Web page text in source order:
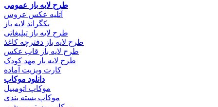
طرح لایه باز عمومی
آتلیه عکس عروس
بکگراند لایه باز
طرح لایه باز تبلیغاتی
طرح لایه باز دفترچه کاغذ
طرح لایه باز قاب عکس
طرح لایه باز مهد کودک
کارت ویزیت آماده
دانلود موکاپ
موکاپ اتومبیل
موکاپ بسته بندی